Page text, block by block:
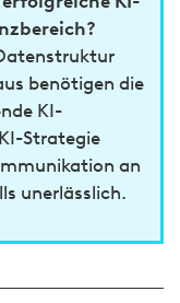
benötigen die
KI-
Strategie
an
unerlässlich.